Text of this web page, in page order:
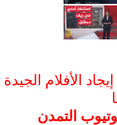
الأفلام الجيدة
التمدن